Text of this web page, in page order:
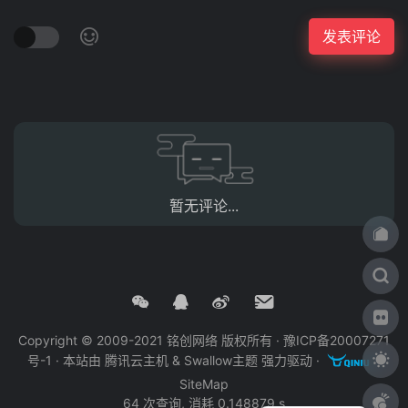
暂无评论...
Copyright © 2009-2021 铭创网络 版权所有 · 豫ICP备20007271
号-1 · 本站由 腾讯云主机 & Swallow主题 强力驱动 ·
·
SiteMap
64 次查询, 消耗 0.148879 s